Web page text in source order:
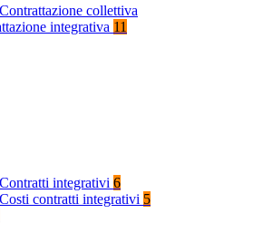
Contrattazione collettiva
integrativa 11
Contratti integrativi 6
Costi contratti integrativi 5